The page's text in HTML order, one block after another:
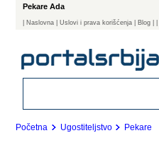
Pekare Ada
Naslovna | Uslovi i prava korišćenja Blog
Početna Ugostiteljstvo Pekare